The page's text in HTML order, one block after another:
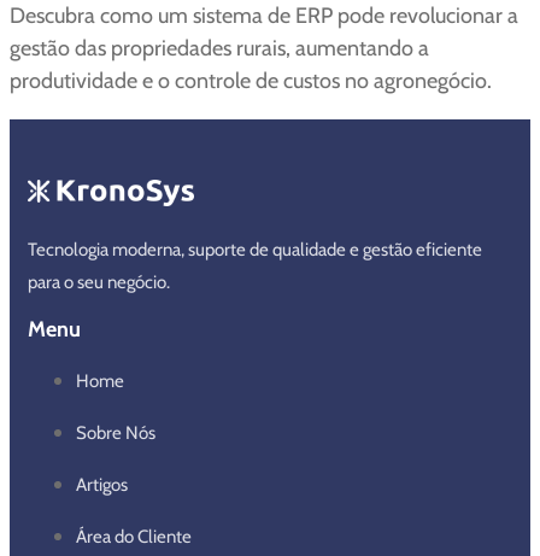
Descubra como um sistema de ERP pode revolucionar a
gestão das propriedades rurais, aumentando a
produtividade e o controle de custos no agronegócio.
Tecnologia moderna, suporte de qualidade e gestão eficiente
para o seu negócio.
Menu
Home
Sobre Nós
Artigos
Área do Cliente